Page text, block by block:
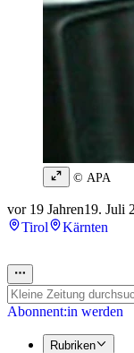
© APA
vor 19 Jahren19. Juli
Tirol
Kärnten
Abonnent:in werden
Rubriken